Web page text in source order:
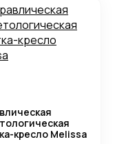
кресло Melissa